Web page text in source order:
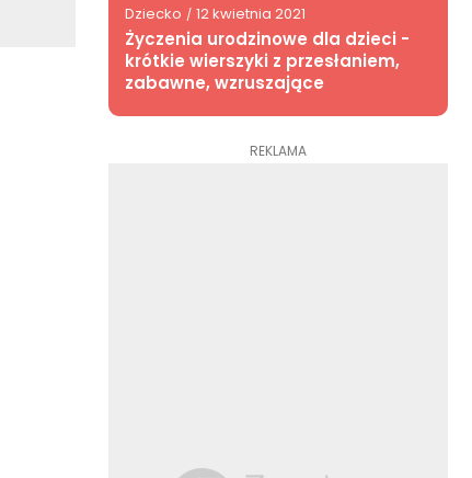
Dziecko / 12 kwietnia 2021
Życzenia urodzinowe dla dzieci -
krótkie wierszyki z przesłaniem,
zabawne, wzruszające
REKLAMA